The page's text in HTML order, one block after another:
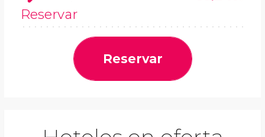
Reservar
Reservar